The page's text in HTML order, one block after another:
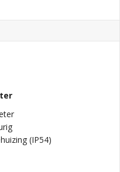
(IP54)